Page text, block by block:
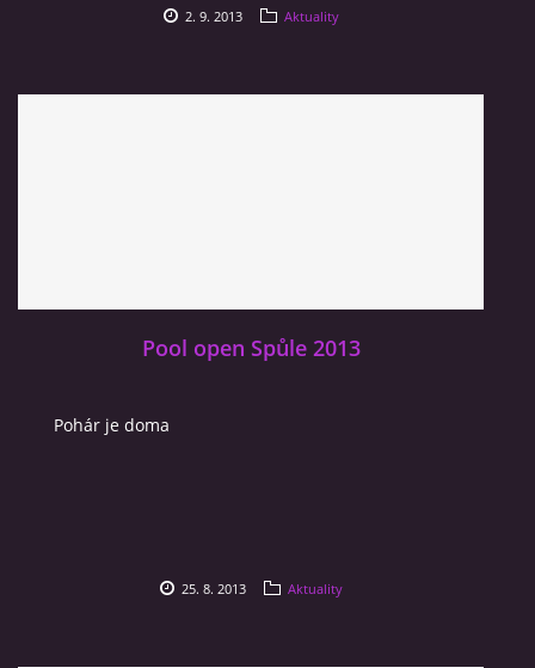
2. 9. 2013 Aktuality
Pool open Spůle 2013
Pohár je doma
25. 8. 2013 Aktuality